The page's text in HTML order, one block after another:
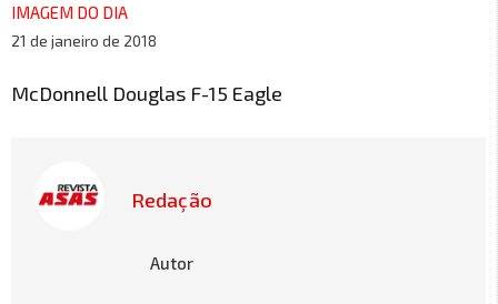
IMAGEM DO DIA
21 de janeiro de 2018
McDonnell Douglas F-15 Eagle
Redação
Autor